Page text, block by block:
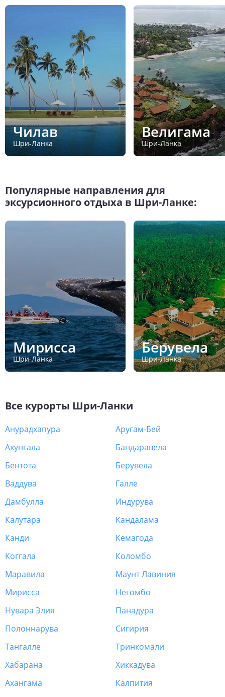
Чилав
Шри-Ланка
Велигама
Шри-Ланка
Популярные направления для
эксурсионного отдыха в Шри-Ланке:
Мирисса
Шри-Ланка
Берувела
Шри-Ланка
Все курорты Шри-Ланки
Анурадхапура
Аругам-Бей
Ахунгала
Бандаравела
Бентота
Берувела
Ваддува
Галле
Дамбулла
Индурува
Калутара
Кандалама
Канди
Кемагода
Коггала
Коломбо
Маравила
Маунт Лавиния
Мирисса
Негомбо
Нувара Элия
Панадура
Полоннарува
Сигирия
Тангалле
Тринкомали
Хабарана
Хиккадува
Ахангама
Калпития